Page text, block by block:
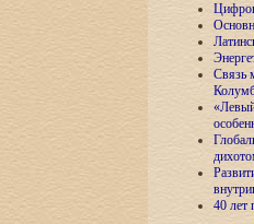
Связь
40 лет